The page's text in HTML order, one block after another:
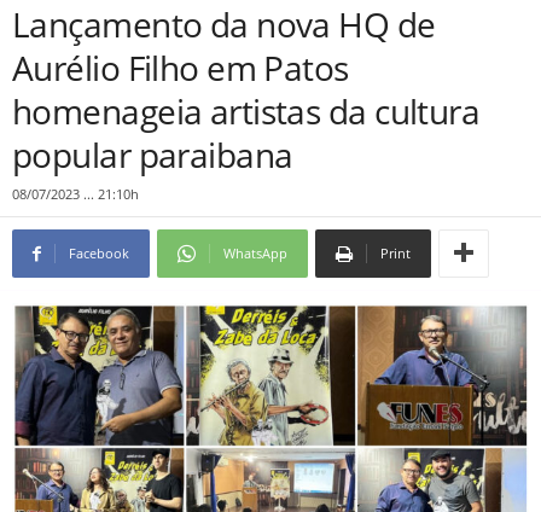
Lançamento da nova HQ de
Aurélio Filho em Patos
homenageia artistas da cultura
popular paraibana
08/07/2023 ... 21:10h
Facebook WhatsApp Print